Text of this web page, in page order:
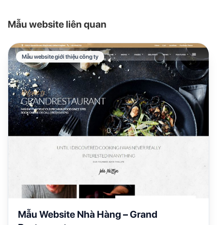
Mẫu website liên quan
Mẫu website giới thiệu công ty
Mẫu Website Nhà Hàng – Grand